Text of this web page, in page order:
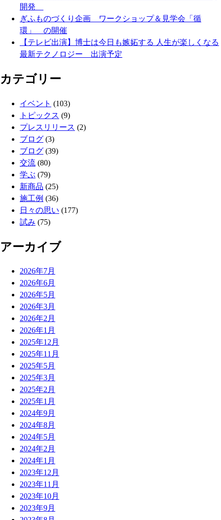
開発
ぎふものづくり企画 ワークショップ＆見学会「循
環」 の開催
【テレビ出演】博士は今日も嫉妬する 人生が楽しくなる
最新テクノロジー 出演予定
カテゴリー
イベント (103)
トピックス (9)
プレスリリース (2)
ブログ (3)
ブログ (39)
交流 (80)
学ぶ (79)
新商品 (25)
施工例 (36)
日々の思い (177)
試み (75)
アーカイブ
2026年7月
2026年6月
2026年5月
2026年3月
2026年2月
2026年1月
2025年12月
2025年11月
2025年5月
2025年3月
2025年2月
2025年1月
2024年9月
2024年8月
2024年5月
2024年2月
2024年1月
2023年12月
2023年11月
2023年10月
2023年9月